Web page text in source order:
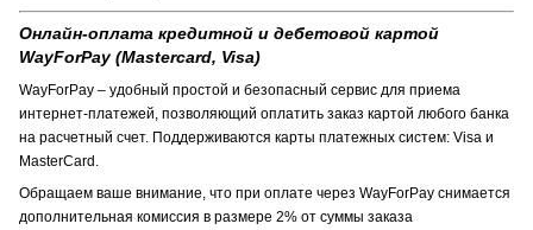
Онлайн-оплата кредитной и дебетовой картой
WayForPay (Mastercard, Visa)
WayForPay – удобный простой и безопасный сервис для приема
интернет-платежей, позволяющий оплатить заказ картой любого банка
на расчетный счет. Поддерживаются карты платежных систем: Visa и
MasterCard.
Обращаем ваше внимание, что при оплате через WayForPay снимается
дополнительная комиссия в размере 2% от суммы заказа